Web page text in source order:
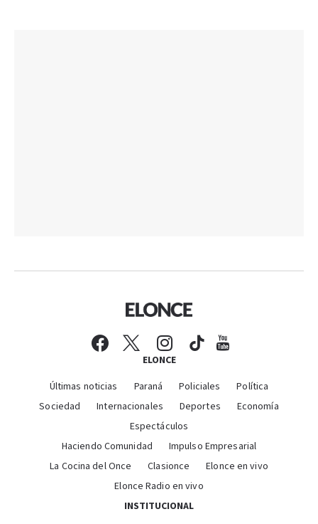
ELONCE
Últimas noticias Paraná Policiales
Política
Sociedad
Internacionales Deportes
Economía
Espectáculos
Haciendo Comunidad
Impulso Empresarial
La Cocina del Once
Clasionce
Elonce en vivo
Elonce Radio en vivo
INSTITUCIONAL